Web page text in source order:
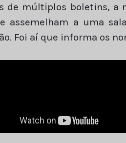
de múltiplos boletins, a
assemelham a uma
Foi aí que informa os